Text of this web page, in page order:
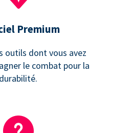
Premium
outils dont vous avez
le combat pour la
durabilité.